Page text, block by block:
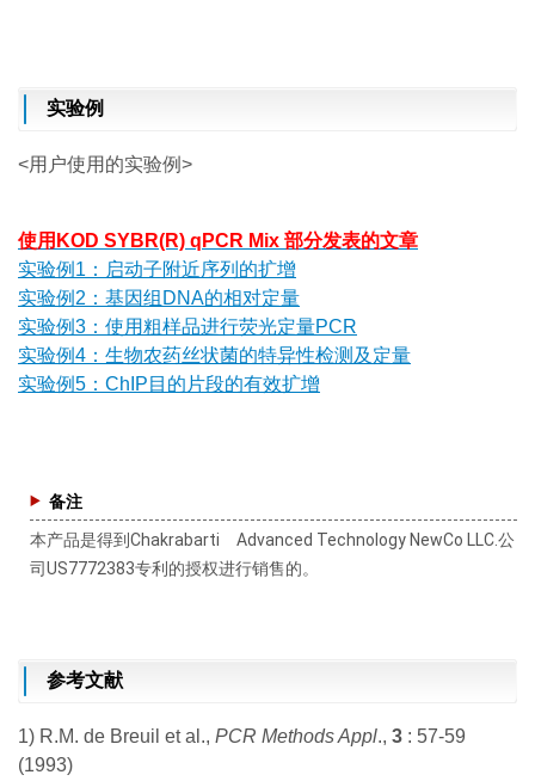
实验例
<用户使用的实验例>
使用KOD SYBR(R) qPCR Mix 部分发表的文章
实验例1：启动子附近序列的扩增
实验例2：基因组DNA的相对定量
实验例3：使用粗样品进行荧光定量PCR
实验例4：生物农药丝状菌的特异性检测及定量
实验例5：ChIP目的片段的有效扩增
备注
本产品是得到 Chakrabarti Advanced Technology NewCo LLC.公
司US7772383专利的授权进行销售的。
参考文献
1) R.M. de Breuil et al., PCR Methods Appl., 3 : 57-59
(1993)